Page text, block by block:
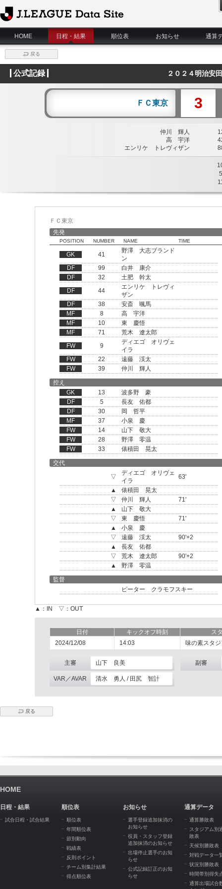
J.League Data Site
HOME
日程・結果 順位表 お知らせ 通算
戻る
公式記録 ２０２４明治安
ＦＣ東京 3
仲川 輝人
高 宇洋
エンリケ トレヴィザン
5
ＦＣ東京
先発
POSITION NUMBER NAME TIME
GK 41
野澤 大志ブランド
ン
DF
99
白井 康介
DF
32
土肥 幹太
DF
44
エンリケ トレヴィ
ザン
DF
38
安斎 颯馬
MF
8
高 宇洋
MF
10
東 慶悟
MF
71
荒木 遼太郎
FW
9
ディエゴ オリヴェ
イラ
FW
22
遠藤 渓太
FW
39
仲川 輝人
控え
GK
13
波多野 豪
DF
5
長友 佑都
DF
30
岡 哲平
MF
37
小泉 慶
FW
14
山下 敬大
FW
28
野澤 零温
FW
33
俵積田 晃太
交代
▽
ディエゴ オリヴェ
イラ
63'
▲
俵積田 晃太
▽
仲川 輝人
71'
▲
山下 敬大
▽
東 慶悟
71'
▲
小泉 慶
▽
遠藤 渓太
90'+2
▲
長友 佑都
▽
荒木 遼太郎
90'+2
▲
野澤 零温
監督
ピーター クラモフスキー
▲：IN ▽：OUT
日付 キックオフ時刻
ス
2024/12/08
14:03 味の素スタ
主審 山下 良美 副審
VAR／AVAR 清水 勇人 / 田尻 智計
戻る
HOME
日程・結果
試合日程・試合結果
順位表
順位表
年間順位表
節別動向
戦績表
反則ポイント
チーム別集計結果
得点順位表
お知らせ
選手登録追加抹消の
お知らせ
役員・スタッフ登録
追加抹消のお知らせ
出場停止選手のお知
らせ
公式記録訂正のお知
らせ
通算データ
通算勝敗表
スタジアム別
敗表
天候別勝敗表
対戦データ一
状況別勝敗表
時間帯別得失
通算出場試合